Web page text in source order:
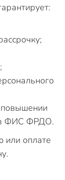
в ФИС ФРДО.
или оплате